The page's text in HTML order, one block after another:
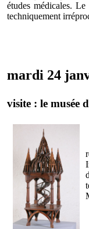
études médicales.
techniquement
mardi 24
visite : le musée